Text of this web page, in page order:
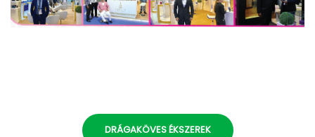
DRÁGAKÖVES ÉKSZEREK